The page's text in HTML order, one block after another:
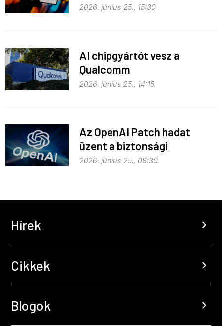
2026. június 25., 15:30
AI chipgyártót vesz a
Qualcomm
2026. június 25., 14:15
Az OpenAI Patch hadat
üzent a biztonsági
problémáknak
2026. június 25., 08:30
Hírek chevron_right
Cikkek chevron_right
Blogok chevron_right